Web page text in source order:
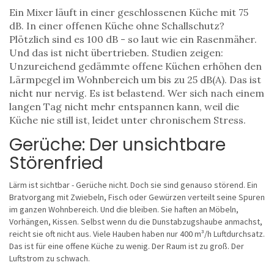
Ein Mixer läuft in einer geschlossenen Küche mit 75
dB. In einer offenen Küche ohne Schallschutz?
Plötzlich sind es 100 dB - so laut wie ein Rasenmäher.
Und das ist nicht übertrieben. Studien zeigen:
Unzureichend gedämmte offene Küchen erhöhen den
Lärmpegel im Wohnbereich um bis zu 25 dB(A). Das ist
nicht nur nervig. Es ist belastend. Wer sich nach einem
langen Tag nicht mehr entspannen kann, weil die
Küche nie still ist, leidet unter chronischem Stress.
Gerüche: Der unsichtbare
Störenfried
Lärm ist sichtbar - Gerüche nicht. Doch sie sind genauso störend. Ein
Bratvorgang mit Zwiebeln, Fisch oder Gewürzen verteilt seine Spuren
im ganzen Wohnbereich. Und die bleiben. Sie haften an Möbeln,
Vorhängen, Kissen. Selbst wenn du die Dunstabzugshaube anmachst,
reicht sie oft nicht aus. Viele Hauben haben nur 400 m³/h Luftdurchsatz.
Das ist für eine offene Küche zu wenig. Der Raum ist zu groß. Der
Luftstrom zu schwach.